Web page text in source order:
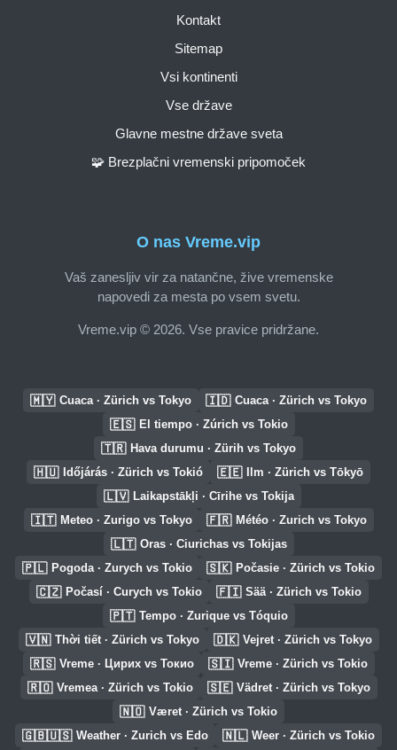
O nas Vreme.vip
Vaš zanesljiv vir za natančne, žive vremenske
napovedi za mesta po vsem svetu.
Vreme.vip © 2026. Vse pravice pridržane.
Kontakt
Sitemap
Vsi kontinenti
Vse države
Glavne mestne države sveta
🧩 Brezplačni vremenski pripomoček
🇲🇾 Cuaca · Zürich vs Tokyo 🇮🇩 Cuaca · Zürich vs Tokyo
🇪🇸 El tiempo · Zúrich vs Tokio
🇹🇷 Hava durumu · Zürih vs Tokyo
🇭🇺 Időjárás · Zürich vs Tokió 🇪🇪 Ilm · Zürich vs Tōkyō
🇱🇻 Laikapstākļi · Cīrihe vs Tokija
🇮🇹 Meteo · Zurigo vs Tokyo 🇫🇷 Météo · Zurich vs Tokyo
🇱🇹 Oras · Ciurichas vs Tokijas
🇵🇱 Pogoda · Zurych vs Tokio 🇸🇰 Počasie · Zürich vs Tokio
🇨🇿 Počasí · Curych vs Tokio 🇫🇮 Sää · Zürich vs Tokio
🇵🇹 Tempo · Zurique vs Tóquio
🇻🇳 Thời tiết · Zürich vs Tokyo 🇩🇰 Vejret · Zürich vs Tokyo
🇷🇸 Vreme · Цирих vs Токио 🇸🇮 Vreme · Zürich vs Tokio
🇷🇴 Vremea · Zürich vs Tokio 🇸🇪 Vädret · Zürich vs Tokyo
🇳🇴 Været · Zürich vs Tokio
🇬🇧🇺🇸 Weather · Zurich vs Edo 🇳🇱 Weer · Zürich vs Tokio